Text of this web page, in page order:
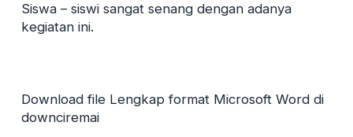
Siswa – siswi sangat senang dengan adanya
kegiatan ini.
Download file Lengkap format Microsoft Word di
downciremai